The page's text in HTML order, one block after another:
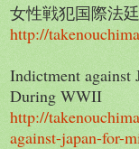
女性戦犯国際法
http://
Indictment against
During WWII
http://
against-japan-for-